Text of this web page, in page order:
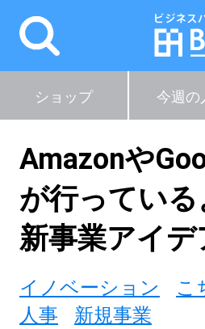
ショップ 今週の
Amazonや
が行ってい
新事業アイ
イノベーション こ
人事
新規事業